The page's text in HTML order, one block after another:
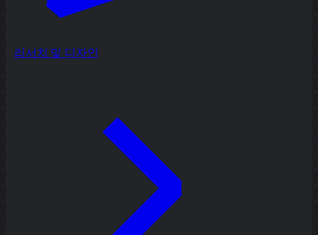
리서치 및 디자인